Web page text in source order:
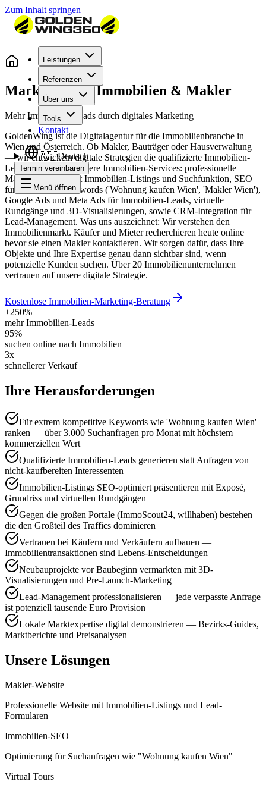
Zum Inhalt springen
Leistungen
Referenzen
Über uns
Tools
Kontakt
🇦🇹Deutsch
Termin vereinbaren
Menü öffnen
Marketing für Immobilien & Makler
Mehr Immobilien-Leads durch digitales Marketing
GoldenWing ist die Digitalagentur für die Immobilienbranche in
Wien und Österreich. Ob Makler, Bauträger oder Hausverwaltung
— wir entwickeln digitale Strategien die qualifizierte Immobilien-
Leads generieren. Unsere Immobilien-Services: professionelle
Makler-Websites mit Immobilien-Listings und Suchfunktion, SEO
für Immobilien-Keywords ('Wohnung kaufen Wien', 'Makler Wien'),
Google Ads und Meta Ads für Immobilien-Leads, virtuelle
Rundgänge und 3D-Visualisierungen, sowie CRM-Integration für
Lead-Management. Was uns auszeichnet: Wir verstehen den
Immobilienmarkt. Käufer und Mieter recherchieren heute online
bevor sie einen Makler kontaktieren. Wir sorgen dafür, dass Ihre
Objekte und Ihre Expertise genau dann sichtbar sind, wenn
potenzielle Kunden suchen. Über 20 Immobilienunternehmen
vertrauen auf unsere digitale Strategie.
Kostenlose Immobilien-Marketing-Beratung
+250%
mehr Immobilien-Leads
95%
suchen online nach Immobilien
3x
schnellerer Verkauf
Ihre Herausforderungen
Für extrem kompetitive Keywords wie 'Wohnung kaufen Wien'
ranken — über 3.000 Suchanfragen pro Monat mit höchstem
kommerziellen Wert
Qualifizierte Immobilien-Leads generieren statt Anfragen von
nicht-kaufbereiten Interessenten
Immobilien-Listings SEO-optimiert präsentieren mit Exposé,
Grundriss und virtuellen Rundgängen
Gegen die großen Portale (ImmoScout24, willhaben) bestehen
die den Großteil des Traffics dominieren
Vertrauen bei Käufern und Verkäufern aufbauen —
Immobilientransaktionen sind Lebens-Entscheidungen
Neubauprojekte vor Baubeginn vermarkten mit 3D-
Visualisierungen und Pre-Launch-Marketing
Lead-Management professionalisieren — jede verpasste Anfrage
ist potenziell tausende Euro Provision
Lokale Marktexpertise digital demonstrieren — Bezirks-Guides,
Marktberichte und Preisanalysen
Unsere Lösungen
Makler-Website
Professionelle Website mit Immobilien-Listings und Lead-
Formularen
Immobilien-SEO
Optimierung für Suchanfragen wie "Wohnung kaufen Wien"
Virtual Tours